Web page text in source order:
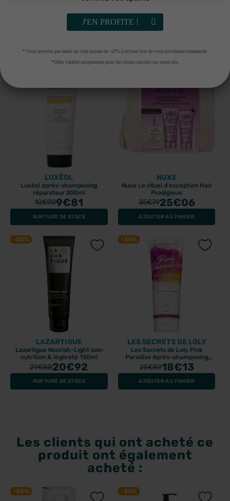
APIVITA
Apivita après-shampooing
AJOUTER AU PANIER
LAZARTIGUE
Lazartigue Neutralize soin violet
AJOUTER AU PANIER
LUXÉOL
Luxéol après-shampooing
réparateur 200ml
10€909€81
RUPTURE DE STOCK
NUXE
Nuxe Le rituel d'exception Hair
Prodigieux
35€7925€06
AJOUTER AU PANIER
-30%
LAZARTIGUE
Lazartigue Nourish-Light soin
nutrition & légèreté 150ml
29€8820€92
RUPTURE DE STOCK
-30%
LES SECRETS DE LOLY
Les Secrets de Loly Pink
Paradise Après-shampooing
250ml
25€8918€13
AJOUTER AU PANIER
Les clients qui ont acheté ce
produit ont également
acheté :
-30% -30%
J'EN PROFITE !
* Vous recevrez par email un code promo de -10% à utiliser lors de votre prochaine commande.
*Offre valable uniquement pour les clients inscrits sur notre site.